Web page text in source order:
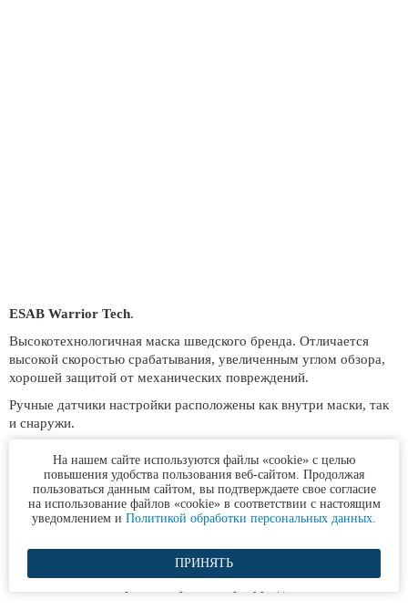
ESAB Warrior Tech.
Высокотехнологичная маска шведского бренда. Отличается
высокой скоростью срабатывания, увеличенным углом обзора,
хорошей защитой от механических повреждений.
Ручные датчики настройки расположены как внутри маски, так
и снаружи.
дублированные датчики регулировки;
возможность установки диоптрических линз;
увеличенный угол обзора;
На нашем сайте используются файлы «cookie» с целью
повышения удобства пользования веб-сайтом. Продолжая
пользоваться данным сайтом, вы подтверждаете свое согласие
на использование файлов «cookie» в соответствии с настоящим
уведомлением и Политикой обработки персональных данных.
ПРИНЯТЬ